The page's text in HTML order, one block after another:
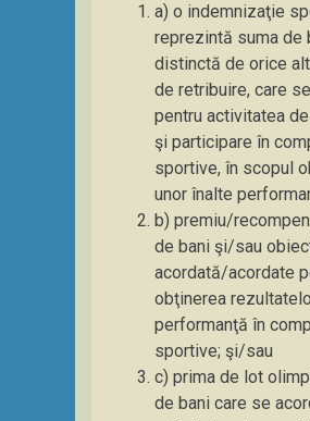
a) o indemnizaţie
reprezintă suma de
distinctă de orice
de retribuire, care
pentru activitatea
şi participare în
sportive, în scopul
unor înalte
b) premiu/
de bani şi/sau
acordată/acordate
obţinerea
performanţă în
sportive; şi/sau
c) prima de lot
de bani care se